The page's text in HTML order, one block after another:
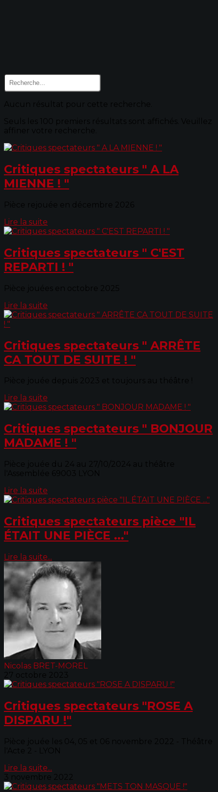
Critiques spectateurs " A LA
MIENNE ! "
Lire la suite
Critiques spectateurs " C'EST
REPARTI ! "
Lire la suite
Critiques spectateurs " ARRÊTE
CA TOUT DE SUITE ! "
Lire la suite
Critiques spectateurs " BONJOUR
MADAME ! "
Lire la suite
Critiques spectateurs pièce "IL
ÉTAIT UNE PIÈCE ..."
Lire la suite...
Nicolas BRET-MOREL
Critiques spectateurs "ROSE A
DISPARU !"
Lire la suite...